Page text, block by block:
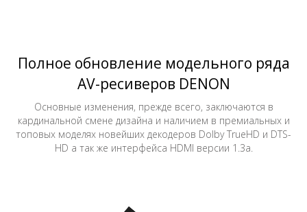
Полное обновление модельного ряда
AV-ресиверов DENON
Основные изменения, прежде всего, заключаются в
кардинальной смене дизайна и наличием в премиальных и
топовых моделях новейших декодеров Dolby TrueHD и DTS-
HD а так же интерфейса HDMI версии 1.3a.